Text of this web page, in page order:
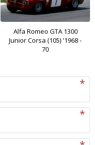
Alfa Romeo GTA 1300
Junior Corsa (105) '1968 -
70